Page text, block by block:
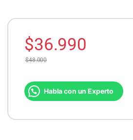
$36.990
$48.000
Habla con un Experto